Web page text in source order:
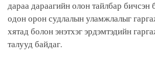
дараа дараагийн олон тайлбар бичсэн
одон орон судлалын уламжлалыг
хятад болон энэтхэг эрдэмтэдийн
талууд байдаг.